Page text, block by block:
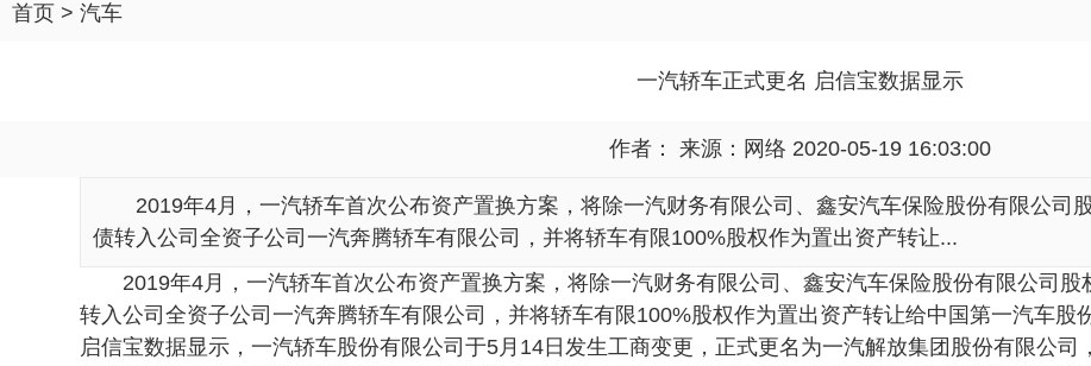
首页 > 汽车
一汽轿车正式更名 启信宝数据显示
作者： 来源： 网络 2020-05-19 16:03:00
2019年4月，一汽轿车首次公布资产置换方案，将除一汽财务有限公司、鑫安汽车保险股份有限公司
债转入公司全资子公司一汽奔腾轿车有限公司，并将轿车有限100%股权作为置出资产转让...
2019年4月，一汽轿车首次公布资产置换方案，将除一汽财务有限公司、鑫安汽车保险股份有限公司
转入公司全资子公司一汽奔腾轿车有限公司，并将轿车有限100%股权作为置出资产转让给中国第一汽车股
启信宝数据显示，一汽轿车股份有限公司于5月14日发生工商变更，正式更名为一汽解放集团股份有限公司